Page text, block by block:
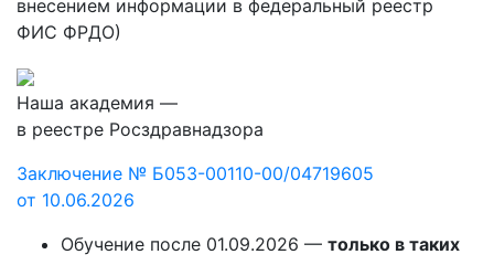
внесением информации в федеральный реестр
ФИС ФРДО)
Наша академия —
в реестре Росздравнадзора
Заключение № Б053-00110-00/04719605
от 10.06.2026
Обучение после 01.09.2026 — только в таких